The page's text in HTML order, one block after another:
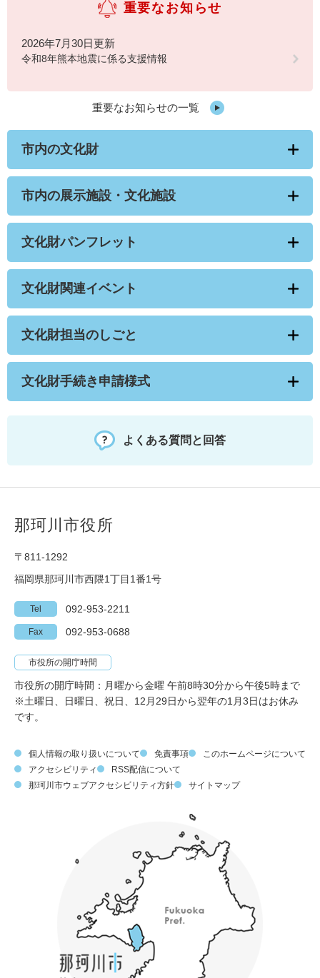
重要なお知らせ
2026年7月30日更新
令和8年熊本地震に係る支援情報
重要なお知らせの一覧
市内の文化財
市内の展示施設・文化施設
文化財パンフレット
文化財関連イベント
文化財担当のしごと
文化財手続き申請様式
よくある質問と回答
那珂川市役所
〒811-1292
福岡県那珂川市西隈1丁目1番1号
Tel 092-953-2211
Fax 092-953-0688
市役所の開庁時間
市役所の開庁時間：月曜から金曜 午前8時30分から午後5時まで
※土曜日、日曜日、祝日、12月29日から翌年の1月3日はお休み
です。
個人情報の取り扱いについて 免責事項
このホームページについて
アクセシビリティ
RSS配信について
那珂川市ウェブアクセシビリティ方針
サイトマップ